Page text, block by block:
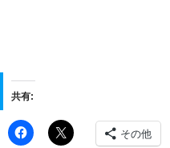
共有:
その他